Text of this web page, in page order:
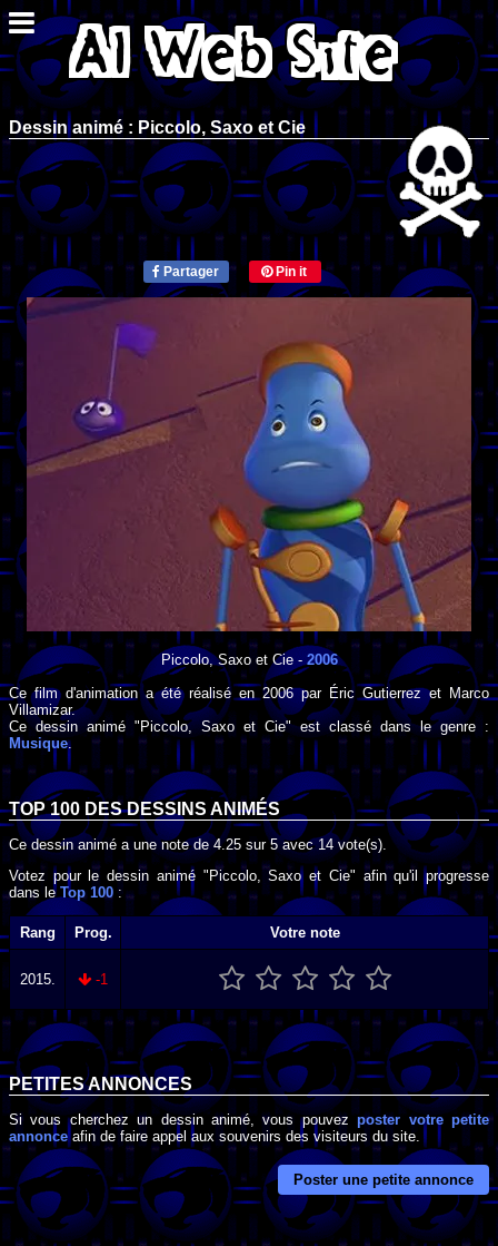
Dessin animé : Piccolo, Saxo et Cie
Partager Pin it
Piccolo, Saxo et Cie- 2006
Ce film d'animation a été réalisé en 2006par Éric Gutierrezet Marco
Villamizar.
Ce dessin animé "Piccolo, Saxo et Cie" est classé dans le genre :
Musique.
TOP 100 DESDESSINS ANIMÉS
Ce dessin animé a une note de 4.25 sur5avec14 vote(s).
Votez pour le dessin animé "Piccolo, Saxo et Cie" afin qu'il progresse
dans le Top 100 :
Rang Prog. Votre note
2015. -1
PETITES ANNONCES
Si vous cherchez un dessin animé, vous pouvezposter votre petite
annonceafin de faire appel aux souvenirs des visiteurs du site.
Poster une petite annonce